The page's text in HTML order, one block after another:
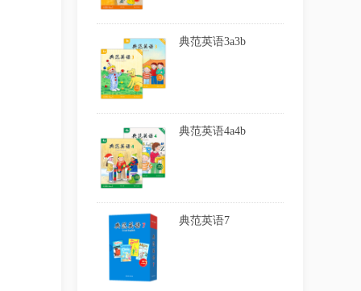
典范英语3a3b
典范英语4a4b
典范英语7